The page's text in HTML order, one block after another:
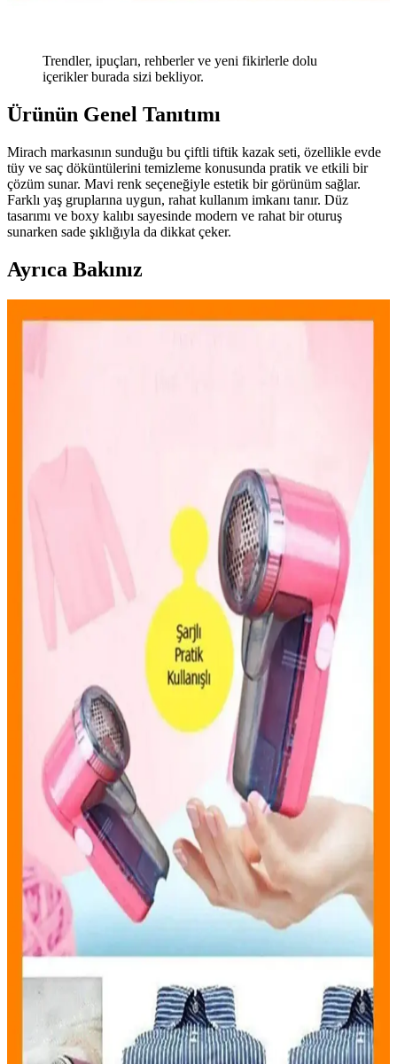
Trendler, ipuçları, rehberler ve yeni fikirlerle dolu
içerikler burada sizi bekliyor.
Ürünün Genel Tanıtımı
Mirach markasının sunduğu bu çiftli tiftik kazak seti, özellikle evde
tüy ve saç döküntülerini temizleme konusunda pratik ve etkili bir
çözüm sunar. Mavi renk seçeneğiyle estetik bir görünüm sağlar.
Farklı yaş gruplarına uygun, rahat kullanım imkanı tanır. Düz
tasarımı ve boxy kalıbı sayesinde modern ve rahat bir oturuş
sunarken sade şıklığıyla da dikkat çeker.
Ayrıca Bakınız
Evcil Hayvan Tüy Temizleme Aletleri: Çeşitleri,
Mirach 2’li Tiftik Kazak Seti Evde Tüy Temizliğinde
Pratik ve Modern Çözüm
Mirach 2’li tiftik kazak seti, evde tüy ve saç döküntülerini kolayca
temizler, şık tasarımıyla modern ve kullanışlıdır, uzun ömürlü ve
Pratik ve Etkili Pet Tüy Temizleme Aletleri ile Evcil
Hayvan Bakımını Kolaylaştırın
Evcil hayvan sahipleri için tüy temizliği önemli bir ihtiyaçtır. Pratik
pet tüy temizleme aletleri, farklı yüzeylerde hızlı ve kolay tüy
temizliği sağlar, zaman kazandırır ve hijyeni artırır.
Insua Şarjlı Tiftik ve Kazak Tüy Temizleme
Makinesi Özellikleri ve Kullanım Avantajları
Insua şarjlı tüy temizleme makinesi, paslanmaz çelik bıçaklar ve
şeffaf tüy deposuyla, kıyafetlerdeki tüy ve tiftikleri hızlıca temizler,
kullanım kolaylığı sağlar ve kıyafet ömrünü uzatır.
Kedi Tüyü Toplama Rulosu: Ev Temizliğinde Pratik
ve Ekonomik Çözüm
Kedi tüyü toplama rulosu, yapışkan yüzeyleri sayesinde tüyleri
hızlıca toplar, tekrar kullanılabilir ve çeşitli modelleri ile ev, kıyafet
ve mobilya temizliğinde pratik çözümler sunar.
Genel Markalar Ahşap Saplı Tüy Toplama Elbisesi
ile Evde Pratik Temizlik Çözümü
Kalın yüzeylerde tüyleri etkili toplayan ahşap saplı elbise, kullanıcı
memnuniyeti yüksek, dayanıklı ve kullanışlı bir temizlik aracıdır.
Mirach Çift Taraflı Tiftik Toparlayıcı ve Temizleyici
Ürün Özellikleri ve Kullanım İpuçları